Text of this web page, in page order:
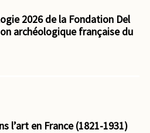
2026 de la Fondation Del
archéologique française du
l’art en France (1821-1931)